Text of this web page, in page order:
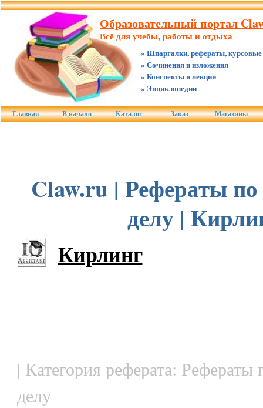
Образовательный портал
Всё для учебы, работы и отдыха
» Шпаргалки, рефераты, курсовые
» Сочинения и изложения
» Конспекты и лекции
» Энциклопедии
Главная В начало Каталог Заказ Магазины
Claw.ru | Рефераты
делу |
Кирлинг
| Категория реферата:
делу